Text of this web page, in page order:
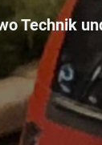
Technik